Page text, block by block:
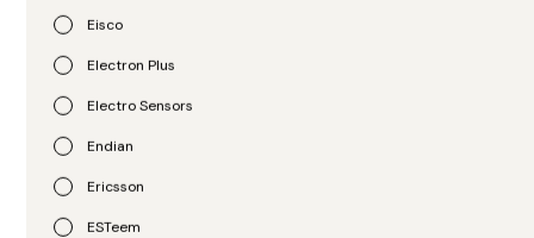
Eisco
Electron Plus
Electro Sensors
Endian
Ericsson
ESTeem
6.981,00